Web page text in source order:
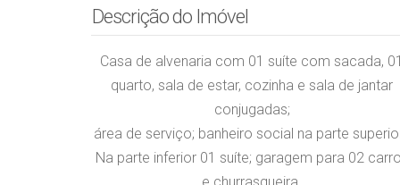
Descrição do Imóvel
Casa de alvenaria com 01 suíte com sacada, 01
quarto, sala de estar, cozinha e sala de jantar
conjugadas;
área de serviço; banheiro social na parte
Na parte inferior 01 suíte; garagem para 02